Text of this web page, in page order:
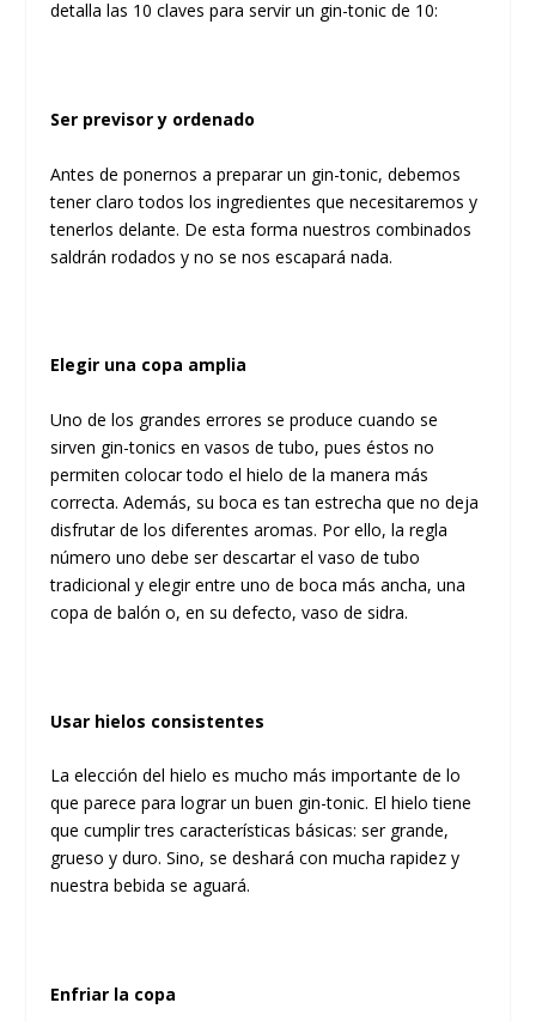
detalla las 10 claves para servir un gin-tonic de 10:
Ser previsor y ordenado
Antes de ponernos a preparar un gin-tonic, debemos
tener claro todos los ingredientes que necesitaremos y
tenerlos delante. De esta forma nuestros combinados
saldrán rodados y no se nos escapará nada.
Elegir una copa amplia
Uno de los grandes errores se produce cuando se
sirven gin-tonics en vasos de tubo, pues éstos no
permiten colocar todo el hielo de la manera más
correcta. Además, su boca es tan estrecha que no deja
disfrutar de los diferentes aromas. Por ello, la regla
número uno debe ser descartar el vaso de tubo
tradicional y elegir entre uno de boca más ancha, una
copa de balón o, en su defecto, vaso de sidra.
Usar hielos consistentes
La elección del hielo es mucho más importante de lo
que parece para lograr un buen gin-tonic. El hielo tiene
que cumplir tres características básicas: ser grande,
grueso y duro. Sino, se deshará con mucha rapidez y
nuestra bebida se aguará.
Enfriar la copa